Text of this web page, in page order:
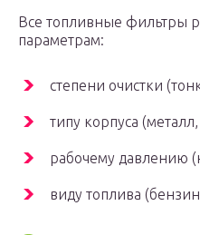
Все топливные фильтры
параметрам:
степени очистки
типу корпуса
рабочему давлению
виду топлива